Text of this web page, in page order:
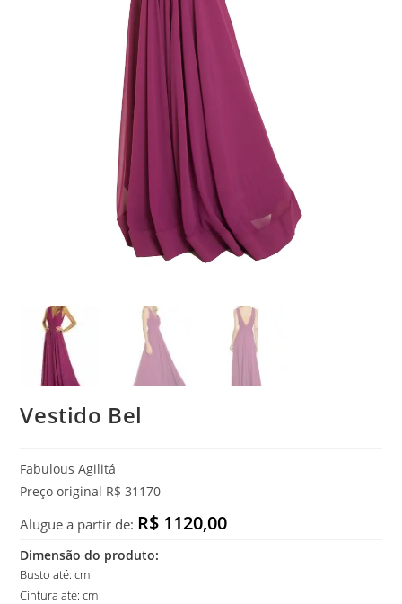
Vestido Bel
Fabulous Agilitá
Preço original R$ 31170
Alugue a partir de: R$ 1120,00
Dimensão do produto:
Busto até: cm
Cintura até: cm